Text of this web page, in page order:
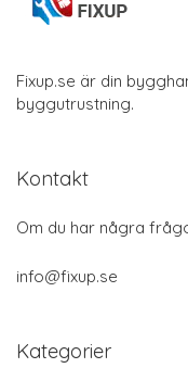
Fixup.se är din
byggutrustning.
Kontakt
Om du har några
info@fixup.se
Kategorier